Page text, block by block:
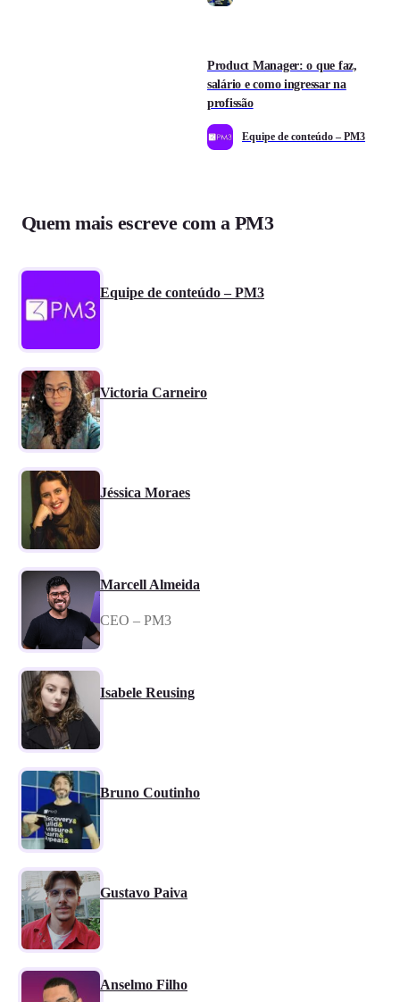
Product Manager: o que faz,
salário e como ingressar na
profissão
Equipe de conteúdo – PM3
Quem mais escreve com a PM3
Equipe de conteúdo – PM3
Victoria Carneiro
Jéssica Moraes
Marcell Almeida
CEO – PM3
Isabele Reusing
Bruno Coutinho
Gustavo Paiva
Anselmo Filho